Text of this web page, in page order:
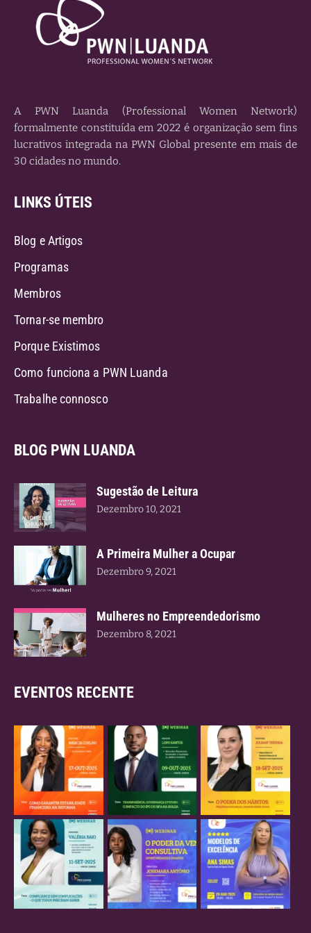
A PWN Luanda (Professional Women Network)
formalmente constituída em 2022 é organização sem fins
lucrativos integrada na PWN Global presente em mais de
30 cidades no mundo.
LINKS ÚTEIS
Blog e Artigos
Programas
Membros
Tornar-se membro
Porque Existimos
Como funciona a PWN Luanda
Trabalhe connosco
BLOG PWN LUANDA
Sugestão de Leitura
Dezembro 10, 2021
A Primeira Mulher a Ocupar
Dezembro 9, 2021
Mulheres no Empreendedorismo
Dezembro 8, 2021
EVENTOS RECENTE